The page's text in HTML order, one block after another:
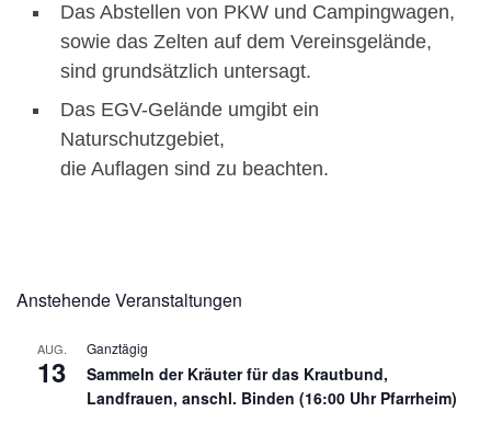
Das Abstellen von PKW und Campingwagen,
sowie das Zelten auf dem Vereinsgelände,
sind grundsätzlich untersagt.
Das EGV-Gelände umgibt ein
Naturschutzgebiet,
die Auflagen sind zu beachten.
Anstehende Veranstaltungen
AUG.
13
Ganztägig
Sammeln der Kräuter für das Krautbund,
Landfrauen, anschl. Binden (16:00 Uhr Pfarrheim)